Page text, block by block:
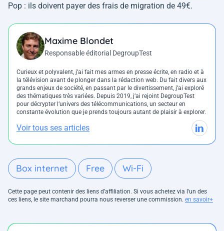
Pop : ils doivent payer des frais de migration de 49€.
Maxime Blondet
Responsable éditorial DegroupTest
Curieux et polyvalent, j’ai fait mes armes en presse écrite, en radio et à
la télévision avant de plonger dans la rédaction web. Du fait divers aux
grands enjeux de société, en passant par le divertissement, j’ai exploré
des thématiques très variées. Depuis 2019, j’ai rejoint DegroupTest
pour décrypter l’univers des télécommunications, un secteur en
constante évolution que je prends toujours autant de plaisir à explorer.
Voir tous ses articles
Box internet Free Wi-Fi
Cette page peut contenir des liens d’affiliation. Si vous achetez via l'un des
ces liens, le site marchand pourra nous reverser une commission. en savoir+